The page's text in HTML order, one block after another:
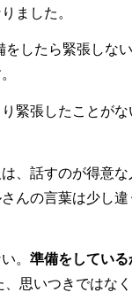
ました。
をしたら緊張しな
緊張したことが
、話すのが得意
んの言葉は少し
。 準備をしてい
、思いつきではな